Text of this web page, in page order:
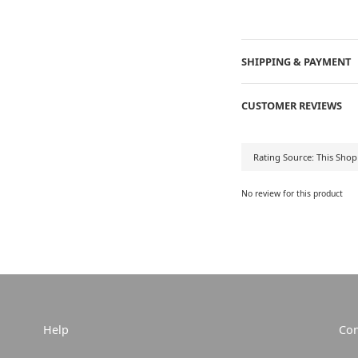
SHIPPING & PAYMENT
CUSTOMER REVIEWS
No review for this product
Help